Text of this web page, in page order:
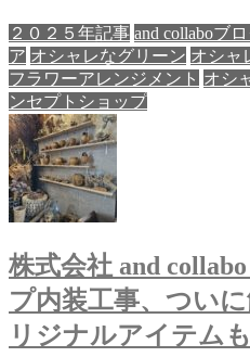
２０２５年記事 and collaboブ
ア オシャレなグリーン オシャ
フラワーアレンジメント オシ
ンセプトショップ
株式会社 and
プ内装工事、つい
リジナルアイテム